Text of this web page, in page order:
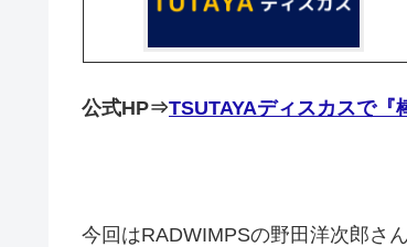
公式HP⇒TSUTAYAディスカスで『
今回はRADWIMPSの野田洋次郎さ